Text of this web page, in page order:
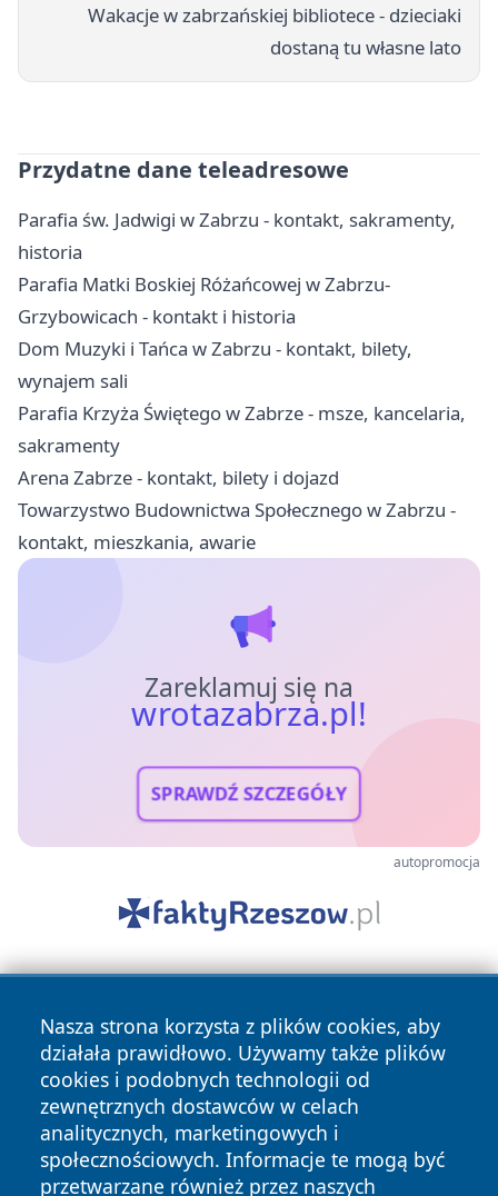
Wakacje w zabrzańskiej bibliotece - dzieciaki
dostaną tu własne lato
Przydatne dane teleadresowe
Parafia św. Jadwigi w Zabrzu - kontakt, sakramenty,
historia
Parafia Matki Boskiej Różańcowej w Zabrzu-
Grzybowicach - kontakt i historia
Dom Muzyki i Tańca w Zabrzu - kontakt, bilety,
wynajem sali
Parafia Krzyża Świętego w Zabrze - msze, kancelaria,
sakramenty
Arena Zabrze - kontakt, bilety i dojazd
Towarzystwo Budownictwa Społecznego w Zabrzu -
kontakt, mieszkania, awarie
Zareklamuj się na
wrotazabrza.pl!
SPRAWDŹ SZCZEGÓŁY
autopromocja
Nasza strona korzysta z plików cookies, aby
działała prawidłowo. Używamy także plików
cookies i podobnych technologii od
zewnętrznych dostawców w celach
analitycznych, marketingowych i
społecznościowych. Informacje te mogą być
przetwarzane również przez naszych
Copyright © 2026 wrotazabrza.pl Wszystkie prawa
zastrzeżone.